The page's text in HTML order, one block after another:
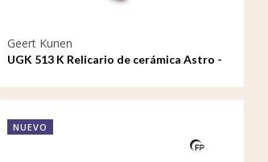
Geert Kunen
UGK 513 K Relicario de cerámica Astro -
NUEVO